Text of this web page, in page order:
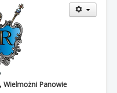
Wielmożni Panowie